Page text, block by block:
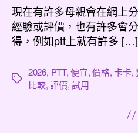
者
現在有許多母親會在網上
經驗或評價，也有許多會
得，例如ptt上就有許多 […]
標
2026, PTT,便宜,價格,卡卡,
比較,評價,試用